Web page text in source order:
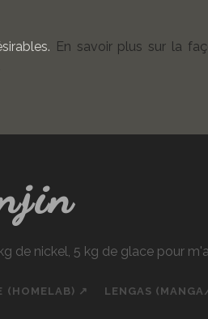
En savoir plus sur la
de nickel, 5 kg de glace pour
(HOMELAB) ↗ LENGAS